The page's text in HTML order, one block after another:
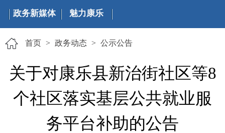
政务新媒体 魅力康乐
首页 > 政务动态 > 公示公告
关于对康乐县新治街社区等8
个社区落实基层公共就业服
务平台补助的公告